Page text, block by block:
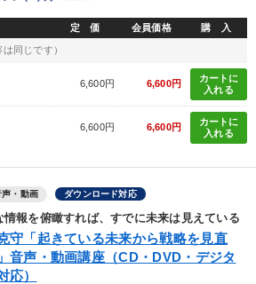
定 価 会員価格 購 入
同じです）
6,600円 6,600円
カートに
入れる
6,600円 6,600円
カートに
入れる
声・動画 ダウンロード対応
情報を俯瞰すれば、すでに未来は見えている
守「起きている未来から戦略を見直
音声・動画講座（CD・DVD・デジタ
応）